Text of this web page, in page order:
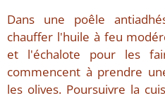
Dans une poêle
chauffer l'huile à feu
et l'échalote pour les
commencent à prendre
les olives. Poursuivre la